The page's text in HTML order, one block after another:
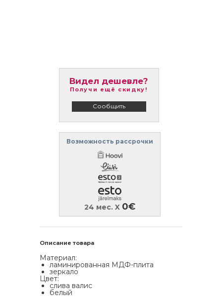
Видел дешевле?
Получи ещё скидку!
Сообщить
Возможность рассрочки
24 мес. X 0€
Описание товара
Материал:
ламинированная МДФ-плита
зеркало
Цвет:
слива валис
белый